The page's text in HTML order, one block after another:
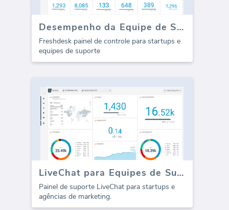
Desempenho da Equipe de Suporte do Freshdesk (Relatório)
Freshdesk painel de controle para startups e
equipes de suporte
LiveChat para Equipes de Suporte
Painel de suporte LiveChat para startups e
agências de marketing.